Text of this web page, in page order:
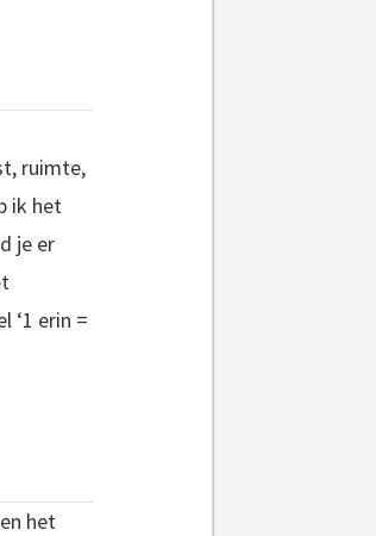
ruimte,
ik het
je er
‘1 erin =
het